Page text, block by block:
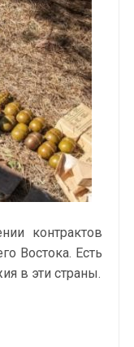
контрактов
Востока. Есть
в эти страны.